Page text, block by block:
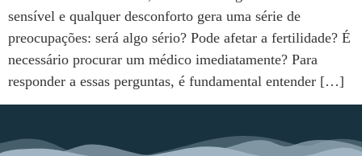
sensível e qualquer desconforto gera uma série de
preocupações: será algo sério? Pode afetar a fertilidade? É
necessário procurar um médico imediatamente? Para
responder a essas perguntas, é fundamental entender […]